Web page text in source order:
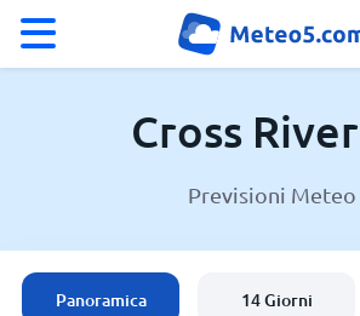
Meteo in Cross River
Nigeria
Cross River
Previsioni Meteo
Panoramica 14 Giorni